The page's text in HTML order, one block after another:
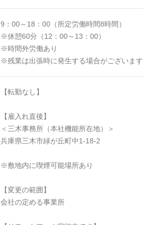
9：00～18：00（所定労働時間8時間）
※休憩60分（12：00～13：00）
※時間外労働あり
※残業は出張時に発生する場合がございます
【転勤なし】
【雇入れ直後】
＜三木事務所（本社機能所在地）＞
兵庫県三木市緑が丘町中1-18-2
※敷地内に喫煙可能場所あり
【変更の範囲】
会社の定める事業所